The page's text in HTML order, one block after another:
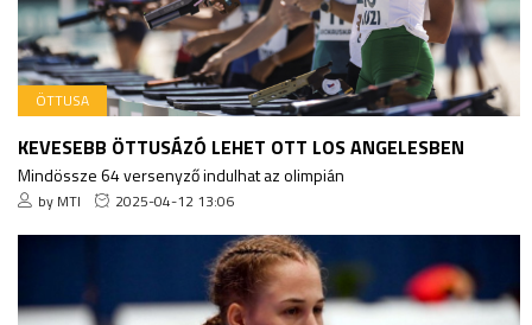
ÖTTUSA
KEVESEBB ÖTTUSÁZÓ LEHET OTT LOS ANGELESBEN
Mindössze 64 versenyző indulhat az olimpián
by MTI 2025-04-12 13:06